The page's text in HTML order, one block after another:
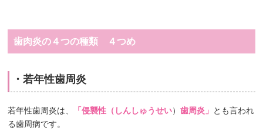
歯肉炎の４つの種類 ４つめ
・若年性歯周炎
若年性歯周炎は、 「侵襲性（しんしゅうせい）歯周炎」 とも言われ
る歯周病です。